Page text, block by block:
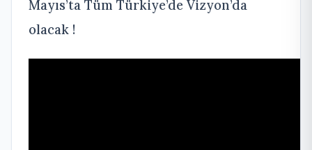
Mayıs’ta Tüm Türkiye’de Vizyon’da
olacak !